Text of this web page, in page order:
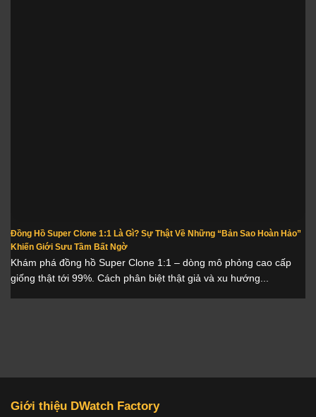
Đồng Hồ Super Clone 1:1 Là Gì? Sự Thật Về Những “Bản Sao Hoàn Hảo”
Khiến Giới Sưu Tầm Bất Ngờ
Khám phá đồng hồ Super Clone 1:1 – dòng mô phỏng cao cấp
giống thật tới 99%. Cách phân biệt thật giả và xu hướng...
Giới thiệu DWatch Factory